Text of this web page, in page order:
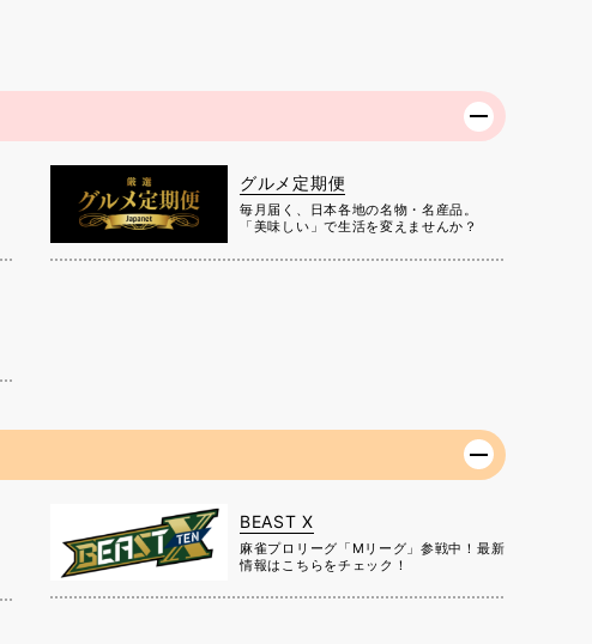
グルメ定期便
毎月届く、日本各地の名物・名産品。
「美味しい」で生活を変えませんか？
BEAST X
麻雀プロリーグ「Mリーグ」参戦中！最新
情報はこちらをチェック！